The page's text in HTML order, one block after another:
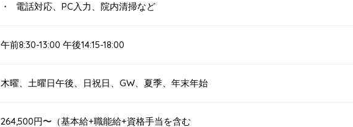
電話対応、PC入力、院内清掃など
午前8:30-13:00 午後14:15-18:00
木曜、土曜日午後、日祝日、GW、夏季、年末年始
264,500円〜（基本給+職能給+資格手当を含む